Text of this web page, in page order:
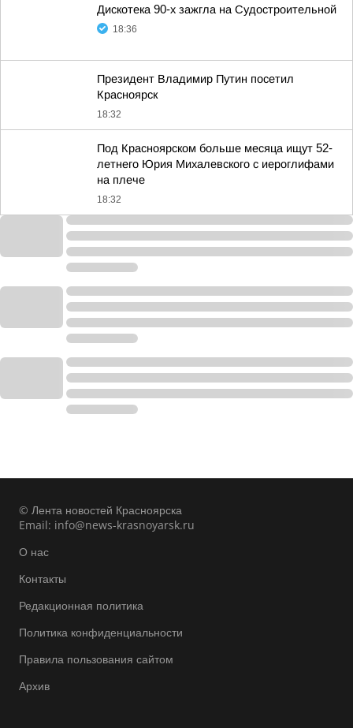
Дискотека 90-х зажгла на Судостроительной
18:36
Президент Владимир Путин посетил
Красноярск
18:32
Под Красноярском больше месяца ищут 52-
летнего Юрия Михалевского с иероглифами
на плече
18:32
© Лента новостей Красноярска
Email: info@news-krasnoyarsk.ru
О нас
Контакты
Редакционная политика
Политика конфиденциальности
Правила пользования сайтом
Архив